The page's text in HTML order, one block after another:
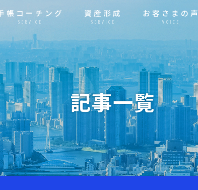
帳コーチング
SERVICE
資産形成
SERVICE
お客さまの声
VOICE
記事一覧